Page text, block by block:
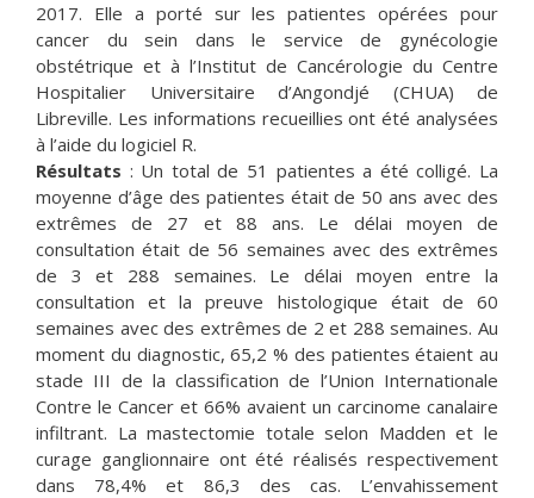
2017. Elle a porté sur les patientes opérées pour
cancer du sein dans le service de gynécologie
obstétrique et à l’Institut de Cancérologie du Centre
Hospitalier Universitaire d’Angondjé (CHUA) de
Libreville. Les informations recueillies ont été analysées
à l’aide du logiciel R.
Résultats : Un total de 51 patientes a été colligé. La
moyenne d’âge des patientes était de 50 ans avec des
extrêmes de 27 et 88 ans. Le délai moyen de
consultation était de 56 semaines avec des extrêmes
de 3 et 288 semaines. Le délai moyen entre la
consultation et la preuve histologique était de 60
semaines avec des extrêmes de 2 et 288 semaines. Au
moment du diagnostic, 65,2 % des patientes étaient au
stade III de la classification de l’Union Internationale
Contre le Cancer et 66% avaient un carcinome canalaire
infiltrant. La mastectomie totale selon Madden et le
curage ganglionnaire ont été réalisés respectivement
dans 78,4% et 86,3 des cas. L’envahissement